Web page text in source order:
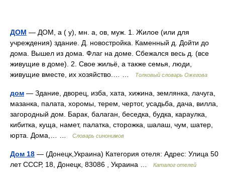
ДОМ — ДОМ, а ( у), мн. а, ов, муж. 1. Жилое (или для
учреждения) здание. Д. новостройка. Каменный д. Дойти до
дома. Вышел из дома. Флаг на доме. Сбежался весь д. (все
живущие в доме). 2. Свое жильё, а также семья, люди,
живущие вместе, их хозяйство.… …
Толковый словарь Ожегова
дом — Здание, дворец, изба, хата, хижина, землянка, лачуга,
мазанка, палата, хоромы, терем, чертог, усадьба, дача, вилла,
загородный дом. Барак, балаган, беседка, будка, караулка,
кибитка, куща, намет, палатка, сторожка, шалаш, чум, шатер,
юрта. Дома,… …
Словарь синонимов
Дом 18 — (Донецк,Украина) Категория отеля: Адрес: Улица 50
лет СССР, 18, Донецк, 83086 , Украина …
Каталог отелей